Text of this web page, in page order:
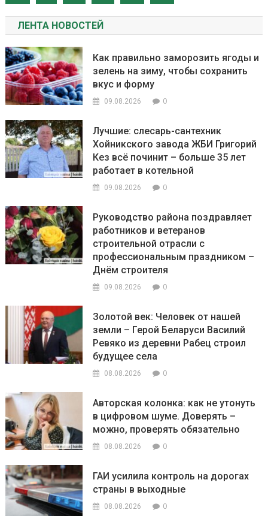
ЛЕНТА НОВОСТЕЙ
Как правильно заморозить ягоды и
зелень на зиму, чтобы сохранить
вкус и форму
09.08.2026 0
Лучшие: слесарь-сантехник
Хойникского завода ЖБИ Григорий
Кез всё починит – больше 35 лет
работает в котельной
09.08.2026 0
Руководство района поздравляет
работников и ветеранов
строительной отрасли с
профессиональным праздником –
Днём строителя
09.08.2026 0
Золотой век: Человек от нашей
земли – Герой Беларуси Василий
Ревяко из деревни Рабец строил
будущее села
08.08.2026 0
Авторская колонка: как не утонуть
в цифровом шуме. Доверять –
можно, проверять обязательно
08.08.2026 0
ГАИ усилила контроль на дорогах
страны в выходные
08.08.2026 0